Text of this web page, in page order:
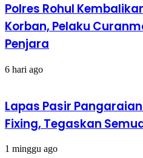
Polres Rohul
Korban, Pelaku
Penjara
6 hari ago
Lapas Pasir
Fixing, Tegaskan
1 minggu ago